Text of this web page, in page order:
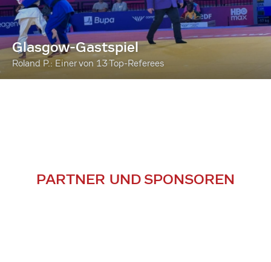
Glasgow-Gastspiel
Roland P.: Einer von 13 Top-Referees
PARTNER UND SPONSOREN